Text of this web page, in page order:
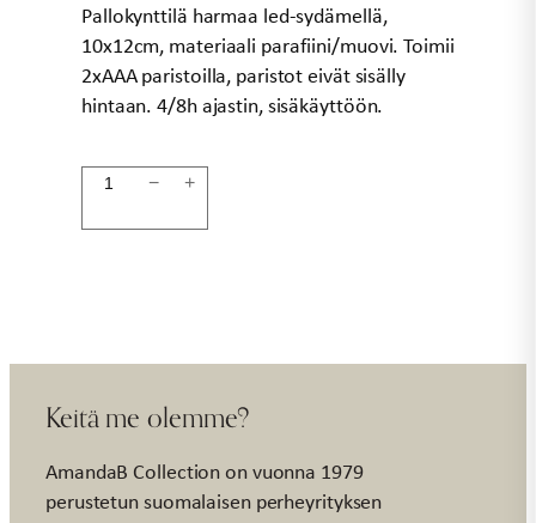
Pallokynttilä harmaa led-sydämellä,
10x12cm, materiaali parafiini/muovi. Toimii
2xAAA paristoilla, paristot eivät sisälly
hintaan. 4/8h ajastin, sisäkäyttöön.
Pallokynttilä
− +
Keitä me olemme?
AmandaB Collection on vuonna 1979
perustetun suomalaisen perheyrityksen